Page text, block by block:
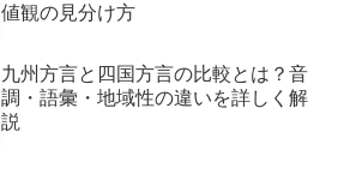
値観の見分け方
九州方言と四国方言の比較とは？音
調・語彙・地域性の違いを詳しく解
説